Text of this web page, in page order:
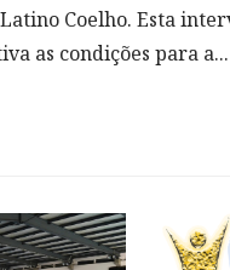
Coelho. Esta
as condições para a...